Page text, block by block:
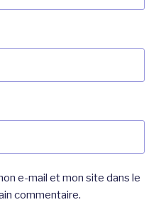
e-mail et mon site dans le
commentaire.